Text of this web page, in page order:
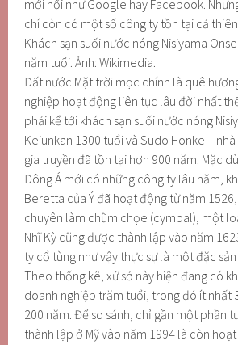
mới nổi như Google hay Facebook.
chí còn có một số công ty tồn tại cả
Khách sạn suối nước nóng Nisiyama
năm tuổi. Ảnh: Wikimedia.
Đất nước Mặt trời mọc chính là quê
nghiệp hoạt động liên tục lâu đời nhất
phải kể tới khách sạn suối nước nóng
Keiunkan 1300 tuổi và Sudo Honke –
gia truyền đã tồn tại hơn 900 năm. Mặc
Đông Á mới có những công ty lâu năm,
Beretta của Ý đã hoạt động từ năm
chuyên làm chũm chọe (cymbal), một
Nhĩ Kỳ cũng được thành lập vào năm
ty cổ tùng như vậy thực sự là một đặc
Theo thống kê, xứ sở này hiện đang có
doanh nghiệp trăm tuổi, trong đó ít nhất
200 năm. Để so sánh, chỉ gần một phần
thành lập ở Mỹ vào năm 1994 là còn